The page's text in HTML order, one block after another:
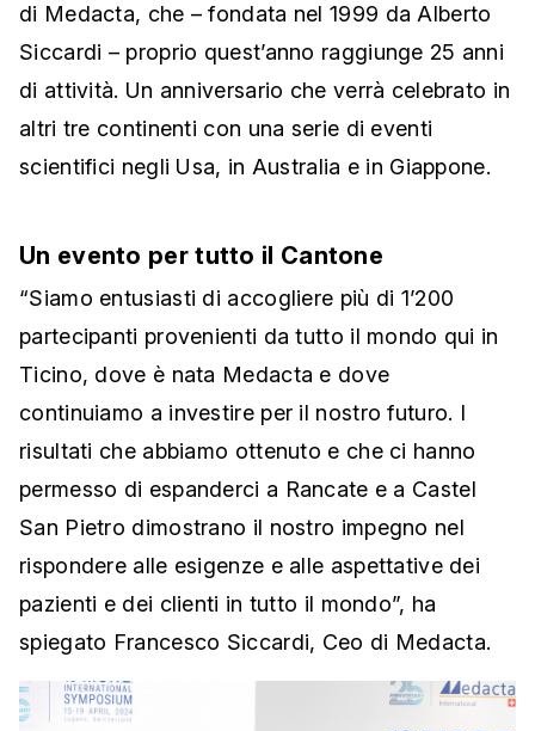
di Medacta, che – fondata nel 1999 da Alberto
Siccardi – proprio quest’anno raggiunge 25 anni
di attività. Un anniversario che verrà celebrato in
altri tre continenti con una serie di eventi
scientifici negli Usa, in Australia e in Giappone.
Un evento per tutto il Cantone
“Siamo entusiasti di accogliere più di 1’200
partecipanti provenienti da tutto il mondo qui in
Ticino, dove è nata Medacta e dove
continuiamo a investire per il nostro futuro. I
risultati che abbiamo ottenuto e che ci hanno
permesso di espanderci a Rancate e a Castel
San Pietro dimostrano il nostro impegno nel
rispondere alle esigenze e alle aspettative dei
pazienti e dei clienti in tutto il mondo”, ha
spiegato Francesco Siccardi, Ceo di Medacta.